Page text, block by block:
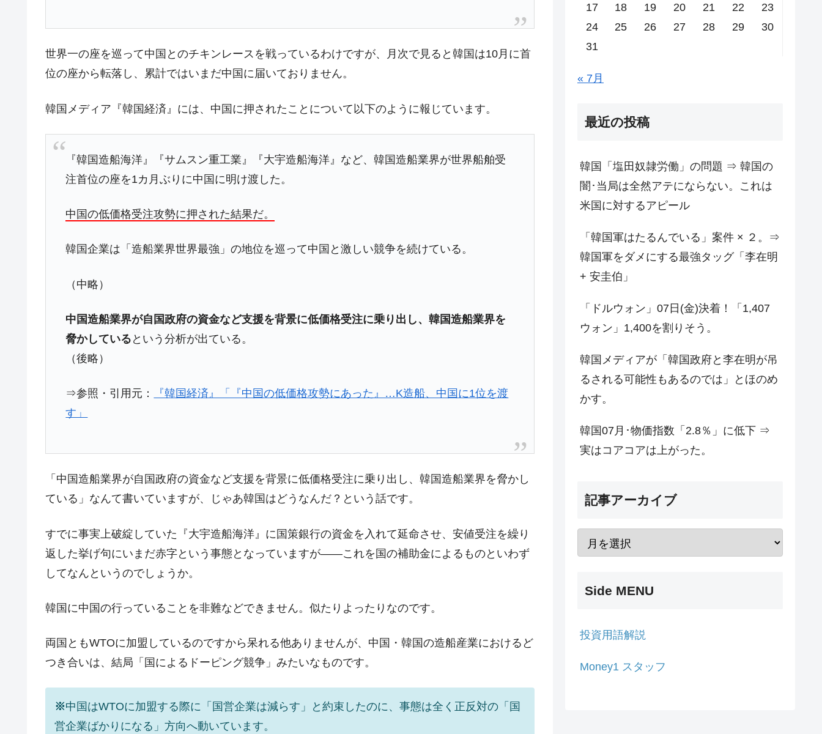
『Money1』 韓国「橋が落ちました」⇒ 耐久性「なさすぎ」では。
『Money1』 韓国鉄鋼最大手『POSCO』ズブズブ沈む。営業利益80.2％も減少
する差別。許してはおかぬ
韓国ボンクラ政策室長･金容範、株価暴落に他人事のような発言。
『Money1』 韓国半導体『SKハイニックス』2026年2Qの業績「史上最高益」当期純利益は前年同期比13.4倍に。
Fact1 日本の誇る海洋資源調査船『白嶺』は先進技術の塊！
Fact1 奇跡の毛色「白毛馬」とは？
Fact1 発表から2日で大崩壊、鳴かず飛ばずに終わりそうなスーパーリーグとは？
Fact1 日本人マスターズ挑戦の歴史。松山以前に最高位だった選手とは？
Fact1 甲子園通算本塁打、最多の清原に次いで多く打っている意外な選手とは？
世界一の座を巡って中国とのチキンレースを戦っているわけですが、月次で見ると韓国は10月に首
位の座から転落し、累計ではいまだ中国に届いておりません。
韓国メディア『韓国経済』には、中国に押されたことについて以下のように報じています。
『韓国造船海洋』『サムスン重工業』『大宇造船海洋』など、韓国造船業界が世界船舶受
注首位の座を1カ月ぶりに中国に明け渡した。
中国の低価格受注攻勢に押された結果だ。
韓国企業は「造船業界世界最強」の地位を巡って中国と激しい競争を続けている。
（中略）
中国造船業界が自国政府の資金など支援を背景に低価格受注に乗り出し、韓国造船業界を
脅かしている という分析が出ている。
（後略）
⇒参照・引用元：
『韓国経済』「『中国の低価格攻勢にあった』…K造船、中国に1位を渡
す」
「中国造船業界が自国政府の資金など支援を背景に低価格受注に乗り出し、韓国造船業界を脅かし
ている」なんて書いていますが、じゃあ韓国はどうなんだ？という話です。
すでに事実上破綻していた『大宇造船海洋』に国策銀行の資金を入れて延命させ、安値受注を繰り
返した挙げ句にいまだ赤字という事態となっていますが――これを国の補助金によるものといわず
してなんというのでしょうか。
韓国に中国の行っていることを非難などできません。似たりよったりなのです。
両国ともWTOに加盟しているのですから呆れる他ありませんが、中国・韓国の造船産業におけるど
つき合いは、結局「国によるドーピング競争」みたいなものです。
※中国はWTOに加盟する際に「国営企業は減らす」と約束したのに、事態は全く正反対の「国
営企業ばかりになる」方向へ動いています。
17
18 19 20 21 22
23
24
25 26 27 28 29
30
31
« 7月
最近の投稿
韓国「塩田奴隷労働」の問題 ⇒ 韓国の
闇･当局は全然アテにならない。これは
米国に対するアピール
「韓国軍はたるんでいる」案件 × ２。⇒
韓国軍をダメにする最強タッグ「李在明
+ 安圭伯」
「ドルウォン」07日(金)決着！「1,407
ウォン」1,400を割りそう。
韓国メディアが「韓国政府と李在明が吊
るされる可能性もあるのでは」とほのめ
かす。
韓国07月･物価指数「2.8％」に低下 ⇒
実はコアコアは上がった。
記事アーカイブ
Side MENU
投資用語解説
Money1 スタッフ